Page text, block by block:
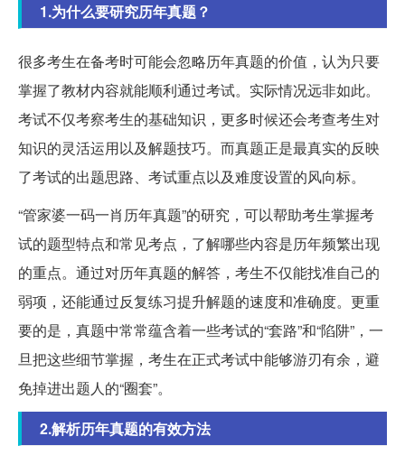
1.为什么要研究历年真题？
很多考生在备考时可能会忽略历年真题的价值，认为只要
掌握了教材内容就能顺利通过考试。实际情况远非如此。
考试不仅考察考生的基础知识，更多时候还会考查考生对
知识的灵活运用以及解题技巧。而真题正是最真实的反映
了考试的出题思路、考试重点以及难度设置的风向标。
“管家婆一码一肖历年真题”的研究，可以帮助考生掌握考
试的题型特点和常见考点，了解哪些内容是历年频繁出现
的重点。通过对历年真题的解答，考生不仅能找准自己的
弱项，还能通过反复练习提升解题的速度和准确度。更重
要的是，真题中常常蕴含着一些考试的“套路”和“陷阱”，一
旦把这些细节掌握，考生在正式考试中能够游刃有余，避
免掉进出题人的“圈套”。
2.解析历年真题的有效方法